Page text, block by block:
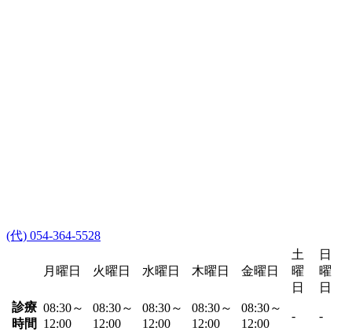
(代) 054-364-5528
月曜日 火曜日 水曜日 木曜日 金曜日
土
曜
日
日
曜
日
診療
時間
08:30～
12:00
08:30～
12:00
08:30～
12:00
08:30～
12:00
08:30～
12:00
- -